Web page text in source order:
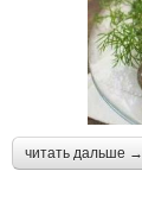
читать дальше →